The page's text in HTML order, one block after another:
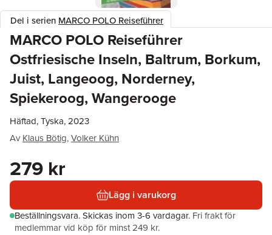
Del i serien MARCO POLO Reiseführer
MARCO POLO Reiseführer
Ostfriesische Inseln, Baltrum, Borkum,
Juist, Langeoog, Norderney,
Spiekeroog, Wangerooge
Häftad, Tyska, 2023
Av Klaus Bötig,Volker Kühn
279 kr
Lägg i varukorg
Beställningsvara.Skickas inom 3-6 vardagar. Fri frakt för
medlemmar vid köp för minst 249 kr.